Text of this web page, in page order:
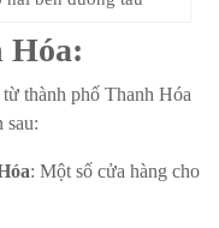
Hóa:
thành phố Thanh Hóa
sau:
: Một số cửa hàng cho